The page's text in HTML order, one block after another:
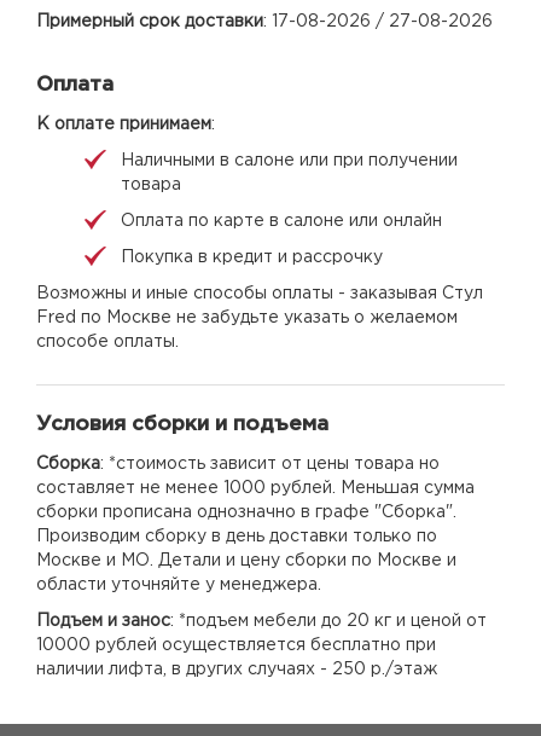
Примерный срок доставки: 17-08-2026 / 27-08-2026
Оплата
К оплате принимаем:
Наличными в салоне или при получении
товара
Оплата по карте в салоне или онлайн
Покупка в кредит и рассрочку
Возможны и иные способы оплаты - заказывая Стул
Fred по Москве не забудьте указать о желаемом
способе оплаты.
Условия сборки и подъема
Сборка: *стоимость зависит от цены товара но
составляет не менее 1000 рублей. Меньшая сумма
сборки прописана однозначно в графе "Сборка".
Производим сборку в день доставки только по
Москве и МО. Детали и цену сборки по Москве и
области уточняйте у менеджера.
Подъем и занос: *подъем мебели до 20 кг и ценой от
10000 рублей осуществляется бесплатно при
наличии лифта, в других случаях - 250 р./этаж